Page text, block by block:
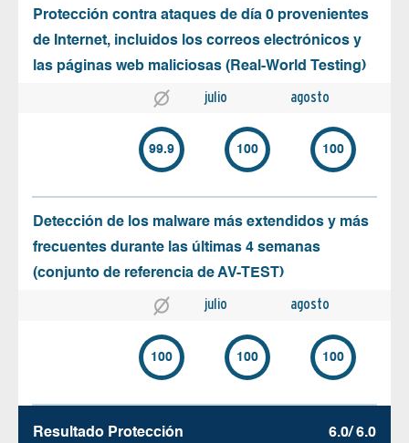
Protección contra ataques de día 0 provenientes
de Internet, incluidos los correos electrónicos y
las páginas web maliciosas (Real-World Testing)
julio agosto
99.9 100 100
Detección de los malware más extendidos y más
frecuentes durante las últimas 4 semanas
(conjunto de referencia de AV-TEST)
julio agosto
100 100 100
Resultado Protección 6.0/ 6.0